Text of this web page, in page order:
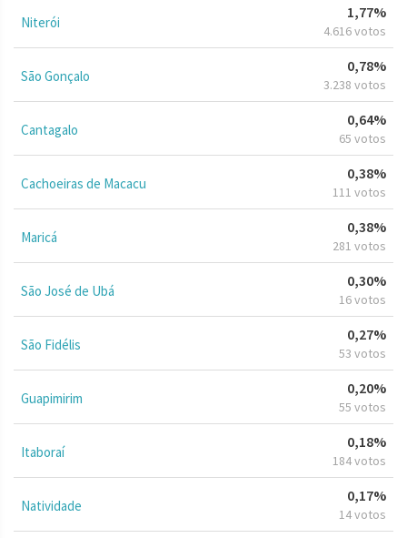
Niterói
1,77%
4.616 votos
São Gonçalo
0,78%
3.238 votos
Cantagalo
0,64%
65 votos
Cachoeiras de Macacu
0,38%
111 votos
Maricá
0,38%
281 votos
São José de Ubá
0,30%
16 votos
São Fidélis
0,27%
53 votos
Guapimirim
0,20%
55 votos
Itaboraí
0,18%
184 votos
Natividade
0,17%
14 votos